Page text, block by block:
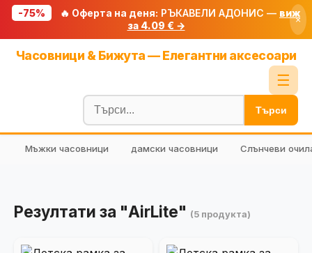
-75% 🔥 Оферта на деня: РЪКАВЕЛИ АДОНИС — виж
за 4.09 € →
×
Часовници & Бижута — Елегантни аксесоари
☰
Блог
🧮 Калкулатори
🔍 Намери продукт
🎟️ Купони
Търси
Мъжки часовници дамски часовници Слънчеви
Резултати за "AirLite" (5 продукта)